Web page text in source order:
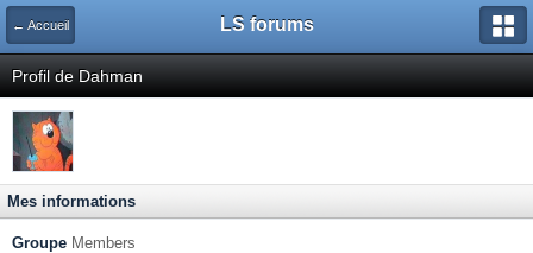
← Accueil LS forums
Profil de Dahman
Mes informations
Groupe Members